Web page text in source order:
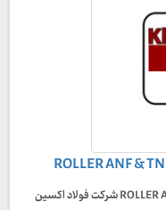
آگهی برگزاری استعلام عمومی ساخت ROLLER ANF & TNF شرکت فولاد اکسین